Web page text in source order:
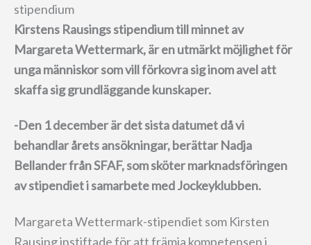
stipendium
Kirstens Rausings stipendium till minnet av
Margareta Wettermark, är en utmärkt möjlighet för
unga människor som vill förkovra sig inom avel att
skaffa sig grundläggande kunskaper.
-Den 1 december är det sista datumet då vi
behandlar årets ansökningar, berättar Nadja
Bellander från SFAF, som sköter marknadsföringen
av stipendiet i samarbete med Jockeyklubben.
Margareta Wettermark-stipendiet som Kirsten
Rausing instiftade för att främja kompetensen i